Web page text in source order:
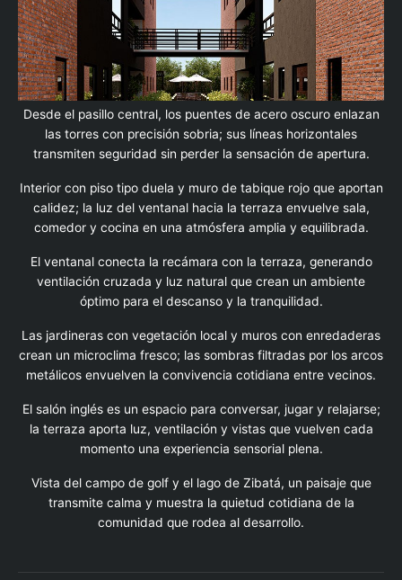
Desde el pasillo central, los puentes de acero oscuro enlazan
las torres con precisión sobria; sus líneas horizontales
transmiten seguridad sin perder la sensación de apertura.
Interior con piso tipo duela y muro de tabique rojo que aportan
calidez; la luz del ventanal hacia la terraza envuelve sala,
comedor y cocina en una atmósfera amplia y equilibrada.
El ventanal conecta la recámara con la terraza, generando
ventilación cruzada y luz natural que crean un ambiente
óptimo para el descanso y la tranquilidad.
Las jardineras con vegetación local y muros con enredaderas
crean un microclima fresco; las sombras filtradas por los arcos
metálicos envuelven la convivencia cotidiana entre vecinos.
El salón inglés es un espacio para conversar, jugar y relajarse;
la terraza aporta luz, ventilación y vistas que vuelven cada
momento una experiencia sensorial plena.
Vista del campo de golf y el lago de Zibatá, un paisaje que
transmite calma y muestra la quietud cotidiana de la
comunidad que rodea al desarrollo.